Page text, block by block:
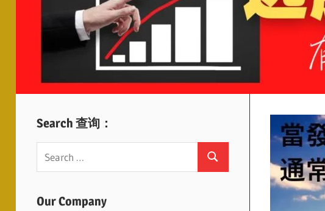
Search 查询：
Search
Our Company